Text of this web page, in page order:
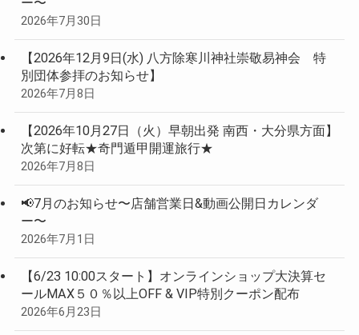
2026年7月30日
【2026年12月9日(水) 八方除寒川神社崇敬易神会 特
別団体参拝のお知らせ】
2026年7月8日
【2026年10月27日（火）早朝出発 南西・大分県方面】
次第に好転★奇門遁甲開運旅行★
2026年7月8日
📢7月のお知らせ〜店舗営業日&動画公開日カレンダ
ー〜
2026年7月1日
【6/23 10:00スタート】オンラインショップ大決算セ
ールMAX５０％以上OFF & VIP特別クーポン配布
2026年6月23日